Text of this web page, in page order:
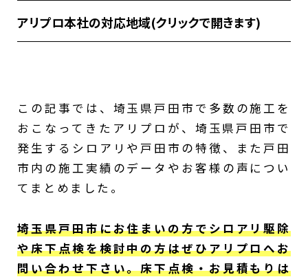
アリプロ本社の対応地域(クリックで開きます)
足立区、江戸川区、葛飾区、墨田区、江東
区、中野区、練馬区、杉並区、世田谷区、目
黒区、品川区、大田区、渋谷区、埼玉県八潮
市、川口市、吉川市、春日部市、さいたま
市、越谷市、蕨市、和光市、戸田市、松伏
町、川越市、富士見市、朝霞市、ふじみ野
市
この記事では、埼玉県戸田市で多数の施工を
おこなってきたアリプロが、埼玉県戸田市で
発生するシロアリや戸田市の特徴、また戸田
市内の施工実績のデータやお客様の声につい
てまとめました。
埼玉県戸田市にお住まいの方でシロアリ駆除
や床下点検を検討中の方はぜひアリプロへお
問い合わせ下さい。床下点検・お見積もりは